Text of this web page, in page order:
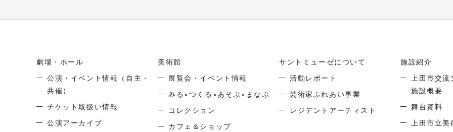
劇場・ホール
公演・イベント情報 （自主・
共催）
チケット取扱い情報
公演アーカイブ
美術館
展覧会・イベント情報
みる×つくる×あそぶ×まなぶ
コレクション
カフェ＆ショップ
サントミューゼについて
活動レポート
芸術家ふれあい事業
レジデントアーティスト
施設紹介
上田市交流
施設概要
舞台資料
上田市立